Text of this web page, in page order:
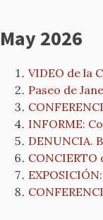
May 2026
VIDEO de la
Paseo de
INFORME:
DENUNCIA.